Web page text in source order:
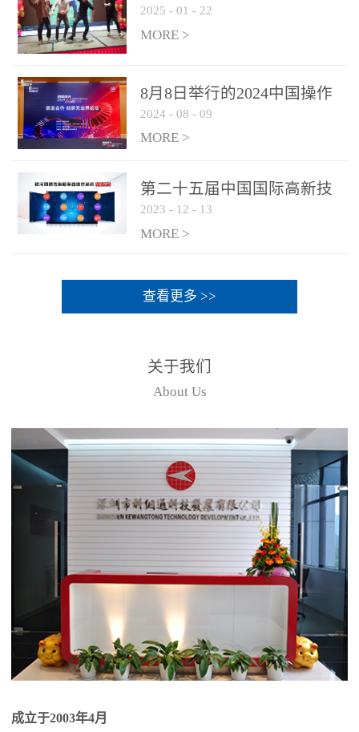
2025 - 01 - 22
MORE >
8月8日举行的2024中国操作
系统产业大会渠道论坛，科
网通荣获区域营销优质伙伴
2024 - 08 - 09
MORE >
第二十五届中国国际高新技
术成果交易会 银河麒麟高级
服务器操作系统荣获 “优秀
2023 - 12 - 13
MORE >
查看更多 >>
关于我们
About Us
成立于2003年4月